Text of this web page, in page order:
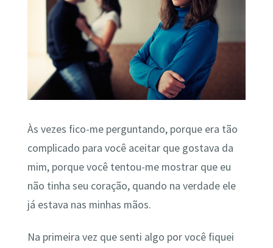
Às vezes fico-me perguntando, porque era tão
complicado para você aceitar que gostava da
mim, porque você tentou-me mostrar que eu
não tinha seu coração, quando na verdade ele
já estava nas minhas mãos.
Na primeira vez que senti algo por você fiquei